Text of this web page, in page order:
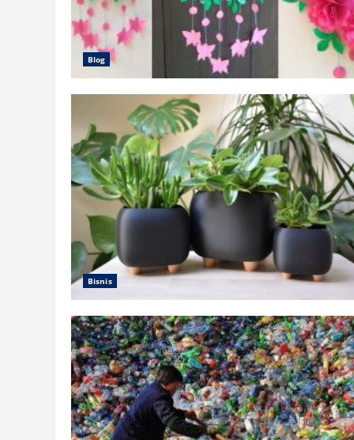
Blog
Bisnis